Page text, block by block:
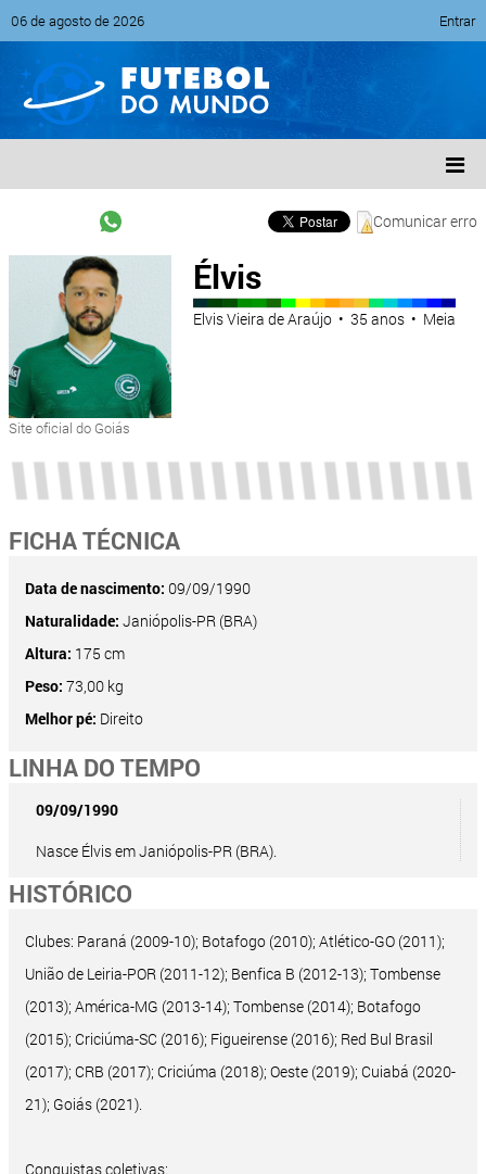
06 de agosto de 2026 Entrar
Comunicar erro
Site oficial do Goiás
Élvis
Elvis Vieira de Araújo • 35 anos • Meia
FICHA TÉCNICA
Data de nascimento: 09/09/1990
Naturalidade: Janiópolis-PR (BRA)
Altura: 175 cm
Peso: 73,00 kg
Melhor pé: Direito
LINHA DO TEMPO
09/09/1990
Nasce Élvis em Janiópolis-PR (BRA).
HISTÓRICO
Clubes: Paraná (2009-10); Botafogo (2010); Atlético-GO (2011);
União de Leiria-POR (2011-12); Benfica B (2012-13); Tombense
(2013); América-MG (2013-14); Tombense (2014); Botafogo
(2015); Criciúma-SC (2016); Figueirense (2016); Red Bul Brasil
(2017); CRB (2017); Criciúma (2018); Oeste (2019); Cuiabá (2020-
21); Goiás (2021).
Conquistas coletivas: